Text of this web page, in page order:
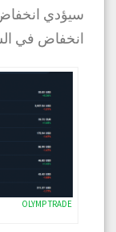
سيؤدي
انخفاض في
OLYMP TRADE